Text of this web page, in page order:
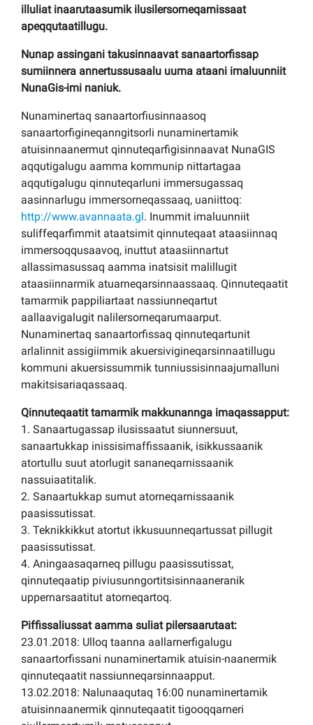
illuliat inaarutaasumik ilusilersorneqarnissaat
apeqqutaatillugu.
Nunap assingani takusinnaavat sanaartorfissap
sumiinnera annertussusaalu uuma ataani imaluunniit
NunaGis-imi naniuk.
Nunaminertaq sanaartorfiusinnaasoq
sanaartorfigineqanngitsorli nunaminertamik
atuisinnaanermut qinnuteqarfigisinnaavat NunaGIS
aqqutigalugu aamma kommunip nittartagaa
aqqutigalugu qinnuteqarluni immersugassaq
aasinnarlugu immersorneqassaaq, uaniittoq:
http://www.avannaata.gl. Inummit imaluunniit
suliffeqarfimmit ataatsimit qinnuteqaat ataasiinnaq
immersoqqusaavoq, inuttut ataasiinnartut
allassimasussaq aamma inatsisit malillugit
ataasiinnarmik atuarneqarsinnaassaaq. Qinnuteqaatit
tamarmik pappiliartaat nassiunneqartut
aallaavigalugit nalilersorneqarumaarput.
Nunaminertaq sanaartorfissaq qinnuteqartunit
arlalinnit assigiimmik akuersivigineqarsinnaatillugu
kommuni akuersissummik tunniussisinnaajumalluni
makitsisariaqassaaq.
Qinnuteqaatit tamarmik makkunannga imaqassapput:
1. Sanaartugassap ilusissaatut siunnersuut,
sanaartukkap inissisimaffissaanik, isikkussaanik
atortullu suut atorlugit sananeqarnissaanik
nassuiaatitalik.
2. Sanaartukkap sumut atorneqarnissaanik
paasissutissat.
3. Teknikkikkut atortut ikkusuunneqartussat pillugit
paasissutissat.
4. Aningaasaqarneq pillugu paasissutissat,
qinnuteqaatip piviusunngortitsisinnaaneranik
uppernarsaatitut atorneqartoq.
Piffissaliussat aamma suliat pilersaarutaat:
23.01.2018: Ulloq taanna aallarnerfigalugu
sanaartorfissani nunaminertamik atuisin-naanermik
qinnuteqaatit nassiunneqarsinnaapput.
13.02.2018: Nalunaaqutaq 16:00 nunaminertamik
atuisinnaanermik qinnuteqaatit tigooqqarneri